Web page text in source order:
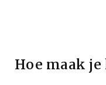
Hoe maak je